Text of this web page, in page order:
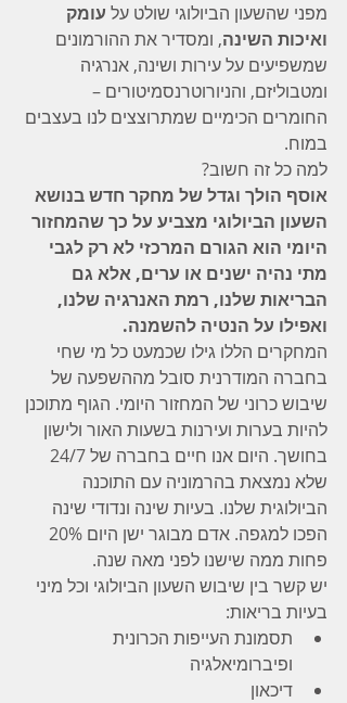
מפני שהשעון הביולוגי שולט על עומק
ואיכות השינה, ומסדיר את ההורמונים
שמשפיעים על עירות ושינה, אנרגיה
ומטבוליזם, והניורוטרנסמיטורים –
החומרים הכימיים שמתרוצצים לנו בעצבים
במוח.
למה כל זה חשוב?
אוסף הולך וגדל של מחקר חדש בנושא
השעון הביולוגי מצביע על כך שהמחזור
היומי הוא הגורם המרכזי לא רק לגבי
מתי נהיה ישנים או ערים, אלא גם
הבריאות שלנו, רמת האנרגיה שלנו,
ואפילו על הנטיה להשמנה.
המחקרים הללו גילו שכמעט כל מי שחי
בחברה המודרנית סובל מההשפעה של
שיבוש כרוני של המחזור היומי. הגוף מתוכנן
להיות בערות ועירנות בשעות האור ולישון
שלא נמצאת בהרמוניה עם התוכנה
הביולוגית שלנו. בעיות שינה ונדודי שינה
פחות ממה שישנו לפני מאה שנה.
יש קשר בין שיבוש השעון הביולוגי וכל מיני
בעיות בריאות:
תסמונת העייפות הכרונית
ופיברומיאלגיה
דיכאון